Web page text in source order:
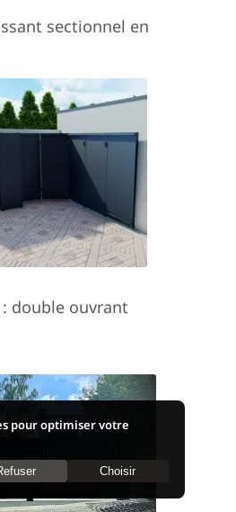
sectionnel en
double ouvrant
pour optimiser votre
Choisir